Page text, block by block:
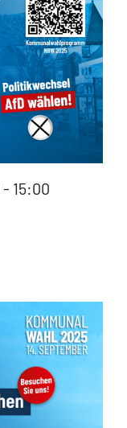
- 15:00